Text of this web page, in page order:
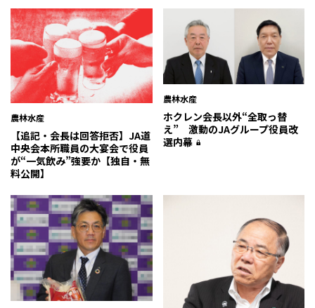
農林水産
【追記・会長は回答拒否】JA道
中央会本所職員の大宴会で役員
が“一気飲み”強要か【独自・無
料公開】
農林水産
ホクレン会長以外“全取っ替
え” 激動のJAグループ役員改
選内幕